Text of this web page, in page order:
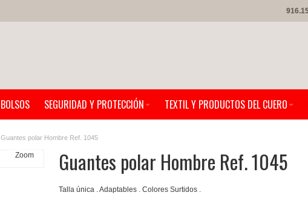
BOLSOS SEGURIDAD Y PROTECCIÓN TEXTIL Y PRODUCTOS DEL CUERO
Guantes polar Hombre Ref. 1045
Zoom Guantes polar Hombre Ref. 1045
Talla única . Adaptables . Colores Surtidos .